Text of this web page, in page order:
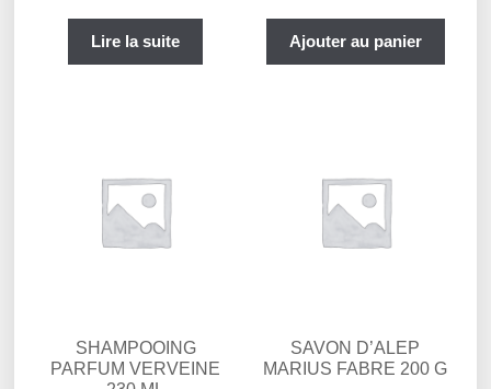
Lire la suite Ajouter au panier
SHAMPOOING
PARFUM VERVEINE
SAVON D’ALEP
MARIUS FABRE 200 G